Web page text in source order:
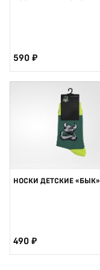
590
НОСКИ ДЕТСКИЕ «БЫК»
490